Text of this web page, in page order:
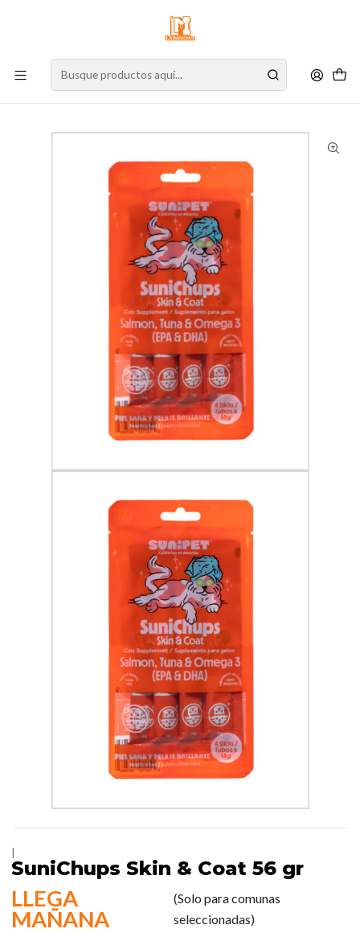
Nuestro stock online es independiente de la tienda física.
Compre por la web para garantizar sus productos y espere nuestra
Inicio Gato Alimento para Gatos
Cremosos
SuniChups Skin & Coat 56 gr
SuniChups Skin & Coat 56 gr
LLEGA
MAÑANA
(Solo para comunas
seleccionadas)